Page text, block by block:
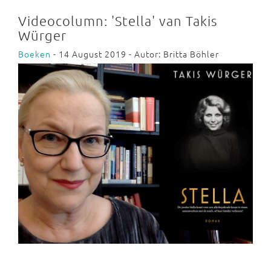
Videocolumn: 'Stella' van Takis
Würger
Boeken - 14 August 2019 - Autor: Britta Böhler